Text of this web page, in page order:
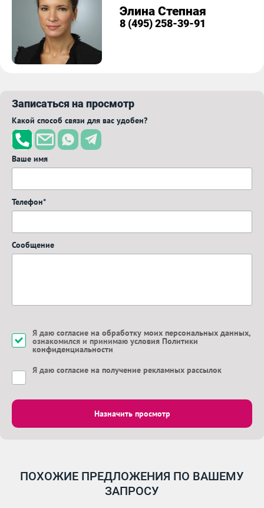
Элина Степная
8 (495) 258-39-91
Записаться на просмотр
Какой способ связи для вас удобен?
Ваше имя
Телефон*
Сообщение
Я даю согласие на обработку моих персональных данных,
ознакомился и принимаю условия Политики
конфиденциальности
Я даю согласие на получение рекламных рассылок
Назначить просмотр
ПОХОЖИЕ ПРЕДЛОЖЕНИЯ ПО ВАШЕМУ
ЗАПРОСУ